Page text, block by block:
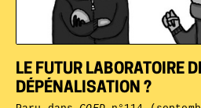
LE FUTUR LABORATOIRE
DÉPÉNALISATION ?